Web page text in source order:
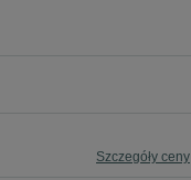
Szczegóły ceny